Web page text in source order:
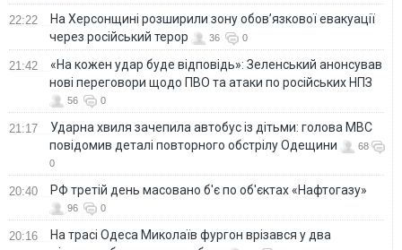
22:22
На Херсонщині розширили зону обов’язкової евакуації
через російський терор
36 0
21:42
«На кожен удар буде відповідь»: Зеленський анонсував
нові переговори щодо ПВО та атаки по російських НПЗ
56 0
21:17
Ударна хвиля зачепила автобус із дітьми: голова МВС
повідомив деталі повторного обстрілу Одещини
68
0
20:40 РФ третій день масовано б'є по об'єктах «Нафтогазу»
96 0
20:16
На трасі Одеса Миколаїв фургон врізався у два